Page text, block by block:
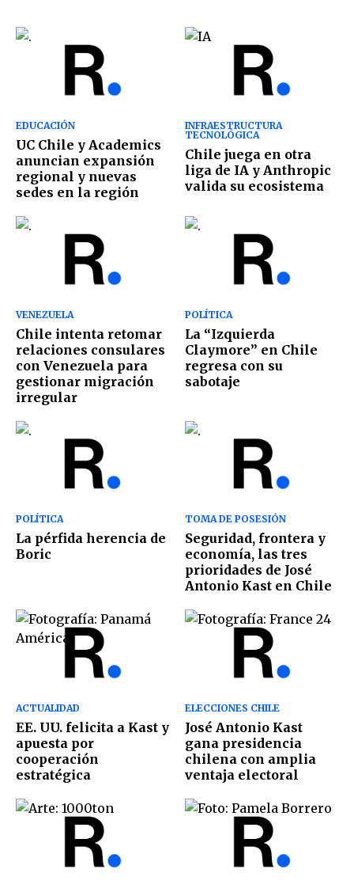
EDUCACIÓN
UC Chile y Academics
anuncian expansión
regional y nuevas
sedes en la región
INFRAESTRUCTURA
TECNOLÓGICA
Chile juega en otra
liga de IA y Anthropic
valida su ecosistema
VENEZUELA
Chile intenta retomar
relaciones consulares
con Venezuela para
gestionar migración
irregular
POLÍTICA
La “Izquierda
Claymore” en Chile
regresa con su
sabotaje
POLÍTICA
La pérfida herencia de
Boric
TOMA DE POSESIÓN
Seguridad, frontera y
economía, las tres
prioridades de José
Antonio Kast en Chile
ACTUALIDAD
EE. UU. felicita a Kast y
apuesta por
cooperación
estratégica
ELECCIONES CHILE
José Antonio Kast
gana presidencia
chilena con amplia
ventaja electoral